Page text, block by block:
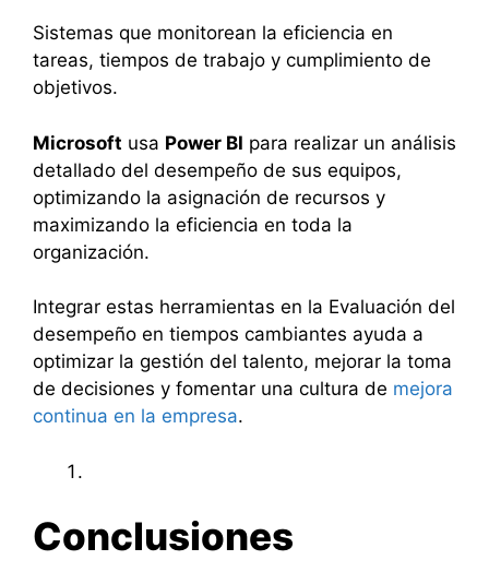
Sistemas que monitorean la eficiencia en
tareas, tiempos de trabajo y cumplimiento de
objetivos.
Microsoft usa Power BI para realizar un análisis
detallado del desempeño de sus equipos,
optimizando la asignación de recursos y
maximizando la eficiencia en toda la
organización.
Integrar estas herramientas en la Evaluación del
desempeño en tiempos cambiantes ayuda a
optimizar la gestión del talento, mejorar la toma
de decisiones y fomentar una cultura de mejora
continua en la empresa.
Conclusiones